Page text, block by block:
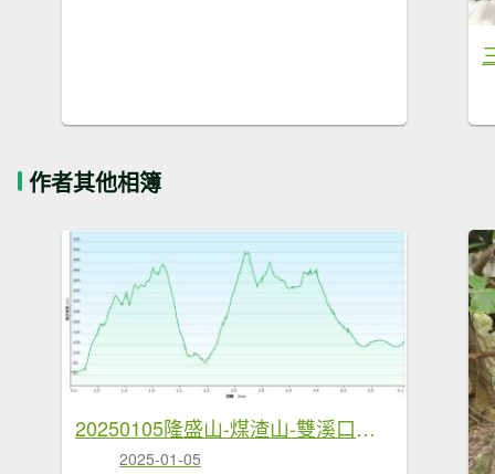
作者其他相簿
20250105隆盛山-煤渣山-雙溪口山主東峰-排寮尖-十八重溪山
2025-01-05